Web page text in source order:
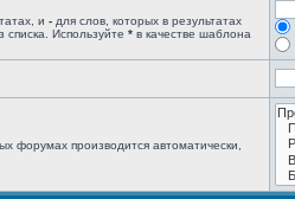
и - для слов, которых в результатах
списка. Используйте * в качестве шаблона
форумах производится автоматически,